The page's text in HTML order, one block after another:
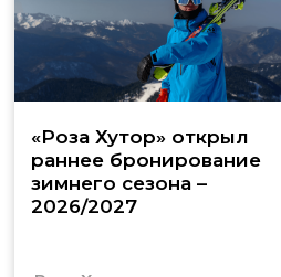
«Роза Хутор» открыл
раннее бронирование
зимнего сезона –
2026/2027